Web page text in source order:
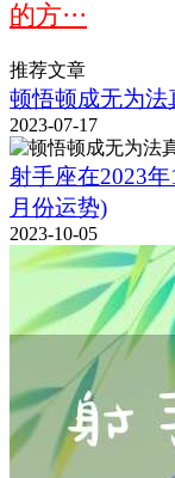
的方···
推荐文章
顿悟顿成无为法
2023-07-17
射手座在2023
月份运势)
2023-10-05